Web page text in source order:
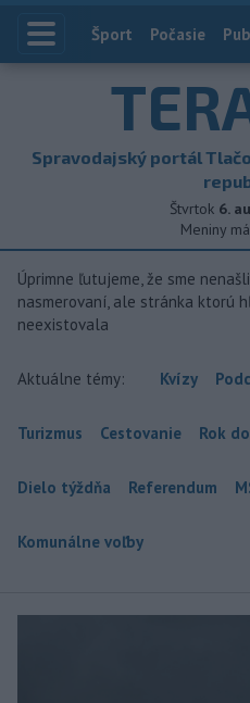
Index
Šport Počasie
Spravodajský portál
Štvrtok 6.
Meniny má
Úprimne ľutujeme, že sme
nasmerovaní, ale stránka ktorú
neexistovala
Aktuálne témy: Kvízy
Turizmus Cestovanie Rok
Dielo týždňa Referendum
Komunálne voľby